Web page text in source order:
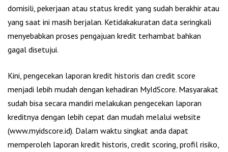
domisili, pekerjaan atau status kredit yang sudah berakhir atau
yang saat ini masih berjalan. Ketidakakuratan data seringkali
menyebabkan proses pengajuan kredit terhambat bahkan
gagal disetujui.
Kini, pengecekan laporan kredit historis dan credit score
menjadi lebih mudah dengan kehadiran MyIdScore. Masyarakat
sudah bisa secara mandiri melakukan pengecekan laporan
kreditnya dengan lebih cepat dan mudah melalui website
(www.myidscore.id). Dalam waktu singkat anda dapat
memperoleh laporan kredit historis, credit scoring, profil risiko,